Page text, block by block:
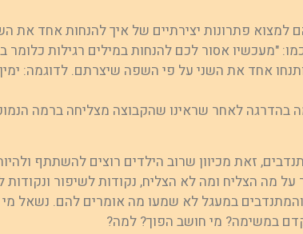
למצוא פתרונות יצירתיים של איך להנחות אחד את
"מעכשיו אסור לכם להנחות במילים רגילות כלומר
אחד את השני על פי השפה שיצרתם. לדוגמה:
בהדרגה לאחר שראינו שהקבוצה מצליחה ברמה
זאת מכיוון שרוב הילדים רוצים להשתתף
על מה הצליח ומה לא הצליח, נקודות לשיפור ונקודות
במעגל לא שמעו מה אומרים להם. נשאל
במשימה? מי חושב הפוך? למה?